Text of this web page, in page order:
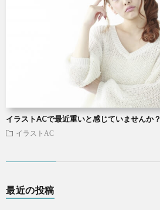
イラストACで最近重いと感じていませんか？
イラストAC
最近の投稿